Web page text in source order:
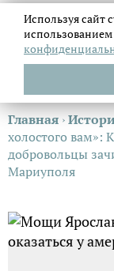
Главная ›
холостого вам»:
добровольцы
Мариуполя
Используя сайт